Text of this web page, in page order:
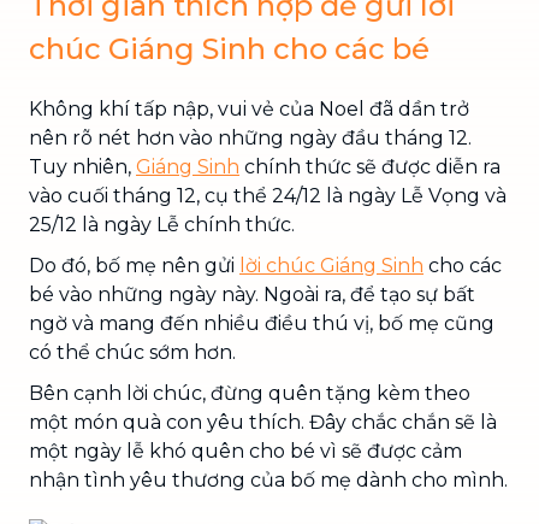
chúc Giáng Sinh cho các bé
Không khí tấp nập, vui vẻ của Noel đã dần trở
nên rõ nét hơn vào những ngày đầu tháng 12.
Tuy nhiên, Giáng Sinh chính thức sẽ được diễn ra
vào cuối tháng 12, cụ thể 24/12 là ngày Lễ Vọng và
25/12 là ngày Lễ chính thức.
Do đó, bố mẹ nên gửi lời chúc Giáng Sinh cho các
bé vào những ngày này. Ngoài ra, để tạo sự bất
ngờ và mang đến nhiều điều thú vị, bố mẹ cũng
có thể chúc sớm hơn.
Bên cạnh lời chúc, đừng quên tặng kèm theo
một món quà con yêu thích. Đây chắc chắn sẽ là
một ngày lễ khó quên cho bé vì sẽ được cảm
nhận tình yêu thương của bố mẹ dành cho mình.